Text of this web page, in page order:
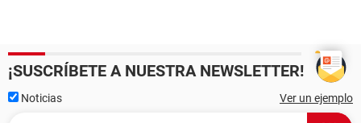
¡SUSCRÍBETE A NUESTRA NEWSLETTER!
Noticias Ver un ejemplo